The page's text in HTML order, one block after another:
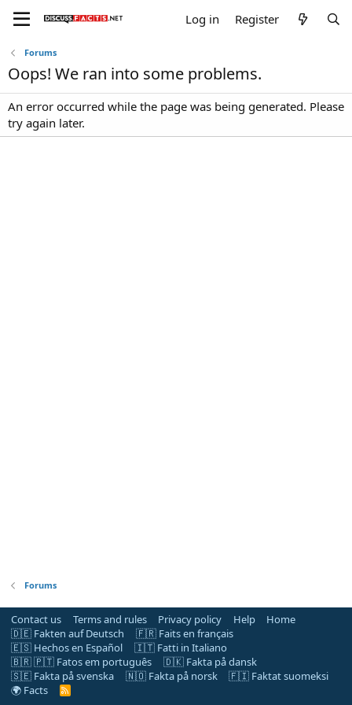
Log in Register
Forums
Oops! We ran into some problems.
An error occurred while the page was being generated. Please
try again later.
Forums
Contact us Terms and rules Privacy policy Help
Home
🇩🇪 Fakten auf Deutsch
🇫🇷 Faits en français
🇪🇸 Hechos en Español
🇮🇹 Fatti in Italiano
🇧🇷 🇵🇹 Fatos em português
🇩🇰 Fakta på dansk
🇸🇪 Fakta på svenska
🇳🇴 Fakta på norsk
🇫🇮 Faktat suomeksi
🌍 Facts
R